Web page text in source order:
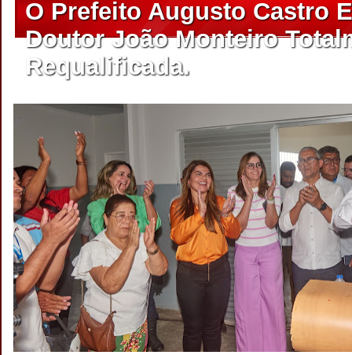
O Prefeito Augusto Castro
Doutor João Monteiro
Requalificada.